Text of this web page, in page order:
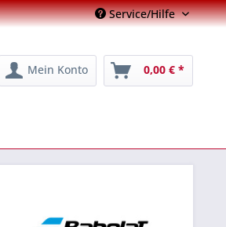
Service/Hilfe
Mein Konto 0,00 € *